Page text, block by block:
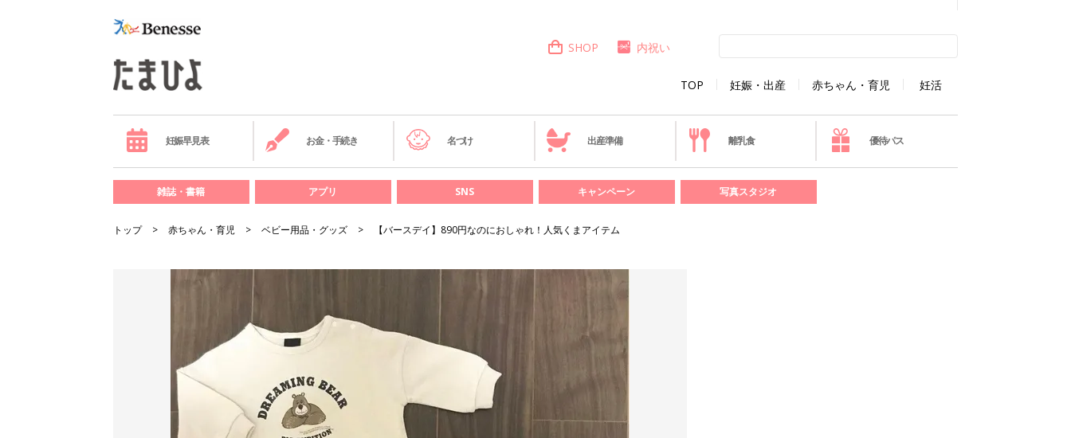
TOP 妊娠・出産 赤ちゃん・育児 妊活
SHOP 内祝い
妊娠早見表 お金・手続き 名づけ 出産準備 離乳食 優待パス
雑誌・書籍 アプリ SNS キャンペーン 写真スタジオ
トップ 赤ちゃん・育児 ベビー用品・グッズ 【バースデイ】890円なのにおしゃれ！人気くまアイテム